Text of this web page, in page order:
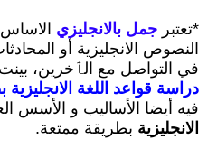
*تعتبر جمل بالانجليزي
النصوص الانجليزية أو
في التواصل مع الٱخرين،
دراسة قواعد اللغة
فيه أيضا الأساليب و الأسس
الانجليزية بطريقة ممتعة.